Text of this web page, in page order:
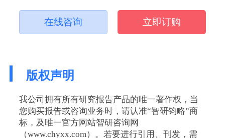
在线咨询 立即订购
版权声明
我公司拥有所有研究报告产品的唯一著作权，当
您购买报告或咨询业务时，请认准“智研钧略”商
标，及唯一官方网站智研咨询网
（www.chyxx.com）。若要进行引用、刊发，需